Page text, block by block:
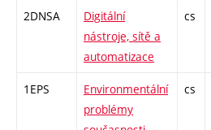
2DNSA
Digitální
nástroje, sítě a
automatizace
cs
1EPS
Environmentální
problémy
cs